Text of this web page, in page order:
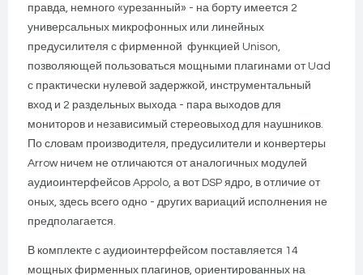
правда, немного «урезанный» - на борту имеется 2
универсальных микрофонных или линейных
предусилителя с фирменной функцией Unison,
позволяющей пользоваться мощными плагинами от Uad
с практически нулевой задержкой, инструментальный
вход и 2 раздельных выхода - пара выходов для
мониторов и независимый стереовыход для наушников.
По словам производителя, предусилители и конвертеры
Arrow ничем не отличаются от аналогичных модулей
аудиоинтерфейсов Appolo, а вот DSP ядро, в отличие от
оных, здесь всего одно - других вариаций исполнения не
предполагается.
В комплекте с аудиоинтерфейсом поставляется 14
мощных фирменных плагинов, ориентированных на